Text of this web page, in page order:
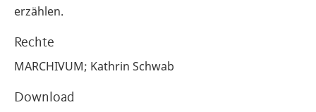
erzählen.
Rechte
MARCHIVUM; Kathrin Schwab
Download